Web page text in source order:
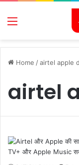
Menu
Home /airtel apple
airtel